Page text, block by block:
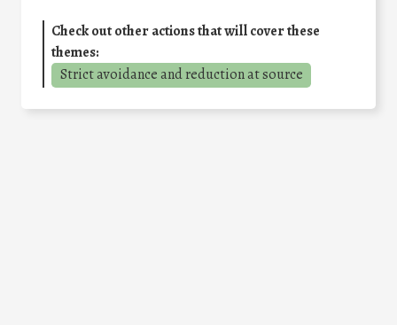
Check out other actions that will cover these
themes:
Strict avoidance and reduction at source